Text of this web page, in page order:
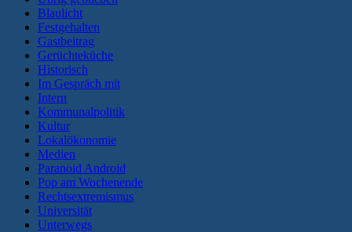
Blaulicht
Festgehalten
Gastbeitrag
Gerüchteküche
Historisch
Im Gespräch mit
Intern
Kommunalpolitik
Kultur
Lokalökonomie
Medien
Paranoid Android
Pop am Wochenende
Rechtsextremismus
Universität
Unterwegs